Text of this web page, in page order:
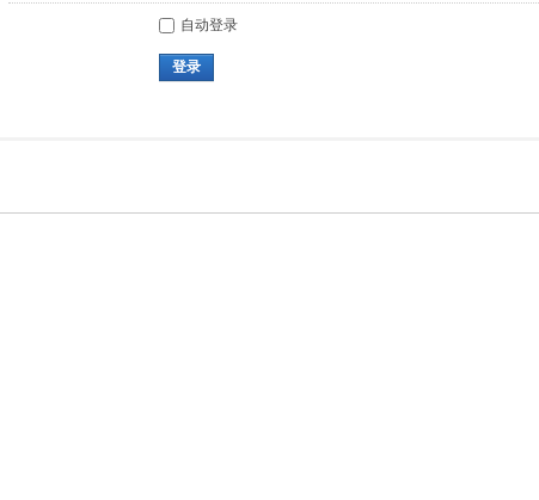
自动登录
登录